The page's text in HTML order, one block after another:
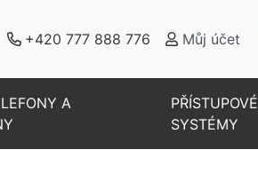
+420 777 888 776 Můj účet
A
PŘÍSTUPOVÉ
SYSTÉMY